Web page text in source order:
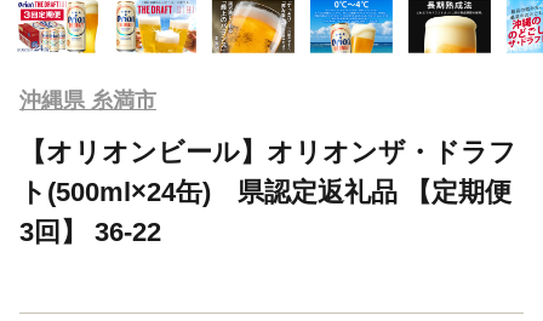
沖縄県 糸満市
【オリオンビール】オリオンザ・ドラフ
ト(500ml×24缶) 県認定返礼品 【定期便
3回】 36-22